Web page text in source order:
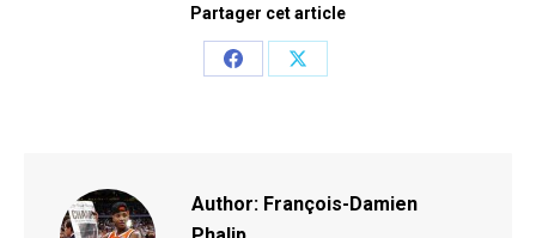
Partager cet article
Share
Share
Author: François-Damien